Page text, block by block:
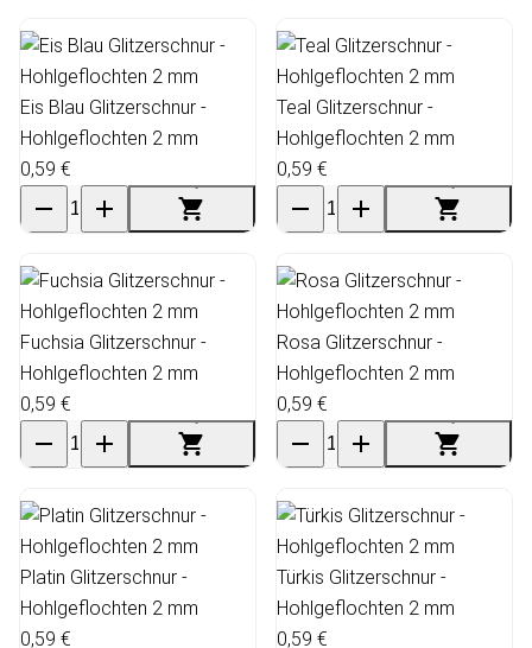
Eis Blau Glitzerschnur -
Hohlgeflochten 2 mm
0,59 €
Teal Glitzerschnur -
Hohlgeflochten 2 mm
0,59 €
Fuchsia Glitzerschnur -
Hohlgeflochten 2 mm
0,59 €
Rosa Glitzerschnur -
Hohlgeflochten 2 mm
0,59 €
Platin Glitzerschnur -
Hohlgeflochten 2 mm
0,59 €
Türkis Glitzerschnur -
Hohlgeflochten 2 mm
0,59 €